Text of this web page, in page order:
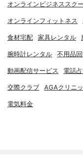
オンラインビジネススク
オンラインフィットネス
食材宅配 家具レンタル
腕時計レンタル 不用品
動画配信サービス 電話
交際クラブ AGAクリニ
電気料金